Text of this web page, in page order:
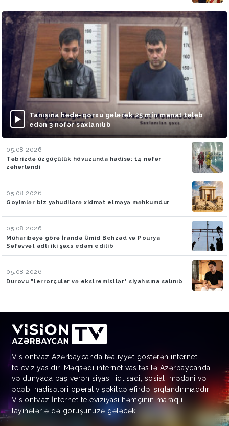
Tanışına hədə-qorxu gələrək 25 min manat tələb
edən 3 nəfər saxlanılıb
05.08.2026
Təbrizdə üzgüçülük hövuzunda hadisə: 14 nəfər
zəhərləndi
05.08.2026
Goyimlər biz yəhudilərə xidmət etməyə məhkumdur
05.08.2026
Müharibəyə görə İranda Ümid Behzad və Pourya
Səfəvvət adlı iki şəxs edam edilib
05.08.2026
Durovu "terrorçular və ekstremistlər" siyahısına salınıb
Visiontv.az Azərbaycanda fəaliyyət göstərən internet
televiziyasıdır. Məqsədi internet vasitəsilə Azərbaycanda
və dünyada baş verən siyasi, iqtisadi, sosial, mədəni və
ədəbi hadisələri operativ şəkildə efirdə işıqlandırmaqdır.
Visiontv.az İnternet televiziyası həmçinin maraqlı
layihələrlə də görüşünüzə gələcək.